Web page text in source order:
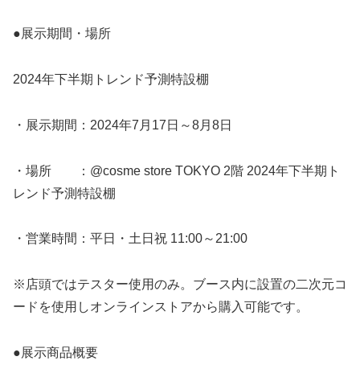
●展示期間・場所
2024年下半期トレンド予測特設棚
・展示期間：2024年7月17日～8月8日
・場所 ：@cosme store TOKYO 2階 2024年下半期ト
レンド予測特設棚
・営業時間：平日・土日祝 11:00～21:00
※店頭ではテスター使用のみ。ブース内に設置の二次元コ
ードを使用しオンラインストアから購入可能です。
●展示商品概要